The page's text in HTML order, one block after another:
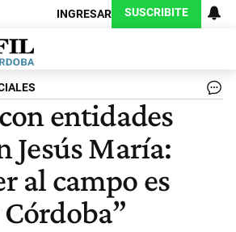
INGRESAR SUSCRIBITE
entidades
Jesús María:
al campo es